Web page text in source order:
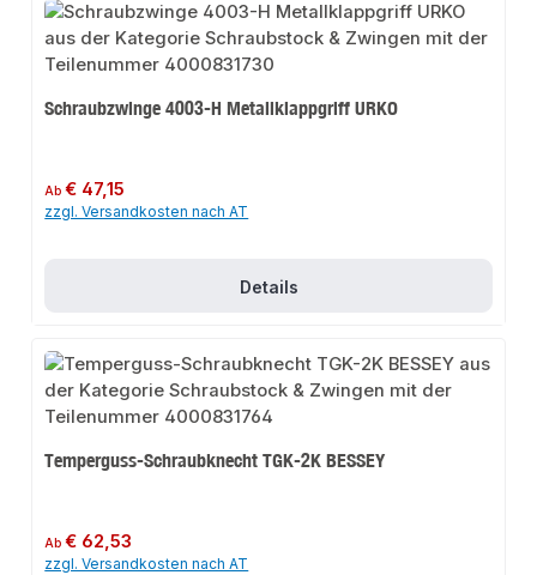
Schraubzwinge 4003-H Metallklappgriff URKO
Regulärer Preis:
Ab€ 47,15
zzgl. Versandkosten nach AT
Details
Temperguss-Schraubknecht TGK-2K BESSEY
Regulärer Preis:
Ab€ 62,53
zzgl. Versandkosten nach AT